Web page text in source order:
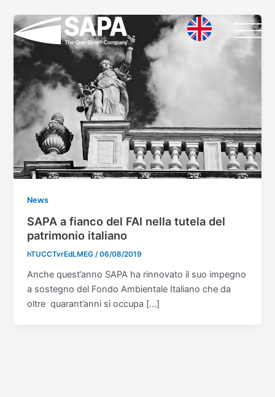
contenuto
News
SAPA a fianco del FAI nella tutela del
patrimonio italiano
hTUCCTvrEdLMEG /06/08/2019
Anche quest’anno SAPA ha rinnovato il suo impegno
a sostegno del Fondo Ambientale Italiano che da
oltre quarant’anni si occupa […]